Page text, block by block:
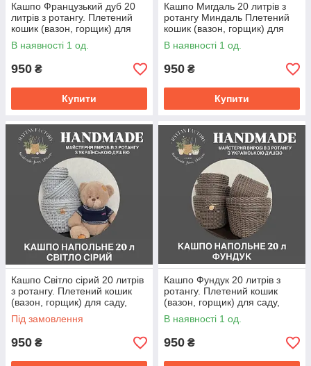
Кашпо Французький дуб 20
литрів з ротангу. Плетений
кошик (вазон, горщик) для
саду, квітів, декору.
В наявності 1 од.
950 ₴
Купити
Кашпо Мигдаль 20 литрів з
ротангу Миндаль Плетений
кошик (вазон, горщик) для
саду, квітів, декору.
В наявності 1 од.
950 ₴
Купити
Кашпо Світло сірий 20 литрів
з ротангу. Плетений кошик
(вазон, горщик) для саду,
квітів, декору.
Під замовлення
950 ₴
Кашпо Фундук 20 литрів з
ротангу. Плетений кошик
(вазон, горщик) для саду,
квітів, декору.
В наявності 1 од.
950 ₴